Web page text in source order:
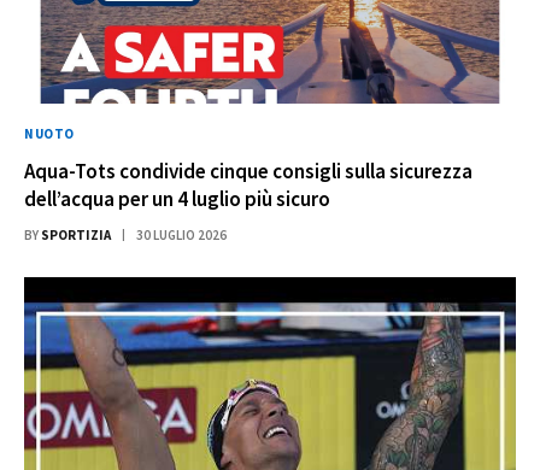
NUOTO
Aqua-Tots condivide cinque consigli sulla sicurezza
dell’acqua per un 4 luglio più sicuro
BY SPORTIZIA 30 LUGLIO 2026